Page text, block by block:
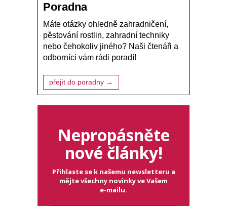
Poradna
Máte otázky ohledně zahradničení,
pěstování rostlin, zahradní techniky
nebo čehokoliv jiného? Naši čtenáři a
odborníci vám rádi poradí!
přejít do poradny →
Nepropásněte
nové články!
Přihlaste se k našemu newsletteru a
mějte všechny novinky ve Vašem
e-mailu.